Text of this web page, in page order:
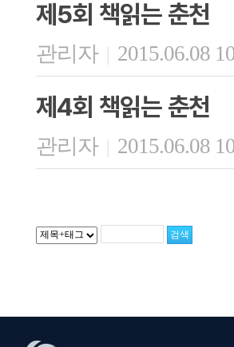
제5회 책읽는 춘천
관리자 | 2015.06.08
제4회 책읽는 춘천
관리자 | 2015.06.08